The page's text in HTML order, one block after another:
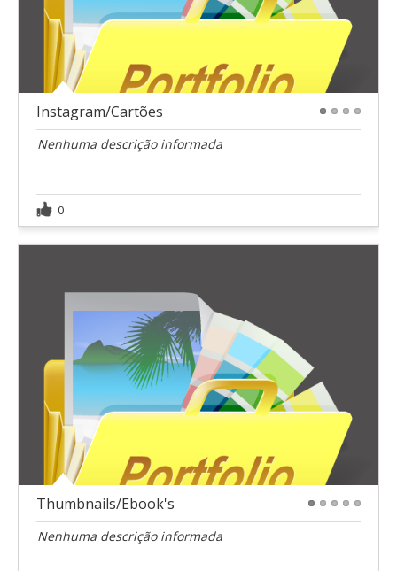
Instagram/Cartões
Nenhuma descrição informada
0
Thumbnails/Ebook's
Nenhuma descrição informada